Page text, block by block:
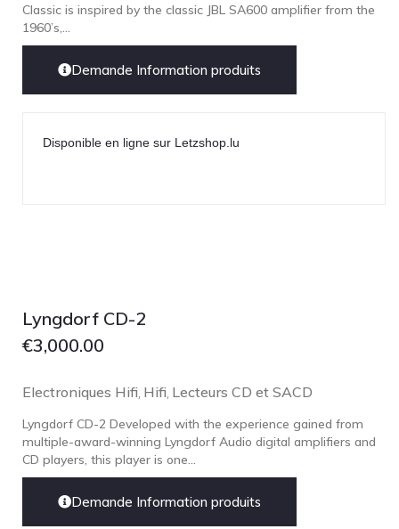
Classic is inspired by the classic JBL SA600 amplifier from the
1960’s,...
Demande Information produits
Disponible en ligne sur Letzshop.lu
Lyngdorf CD-2
€3,000.00
Electroniques Hifi Hifi Lecteurs CD et SACD
Lyngdorf CD-2 Developed with the experience gained from
multiple-award-winning Lyngdorf Audio digital amplifiers and
CD players, this player is one...
Demande Information produits